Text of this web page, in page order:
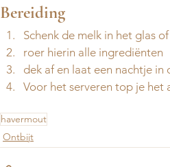
Bereiding
Schenk de melk in het glas
roer hierin alle ingrediënten
dek af en laat een nachtje in
Voor het serveren top je
havermout
Ontbijt